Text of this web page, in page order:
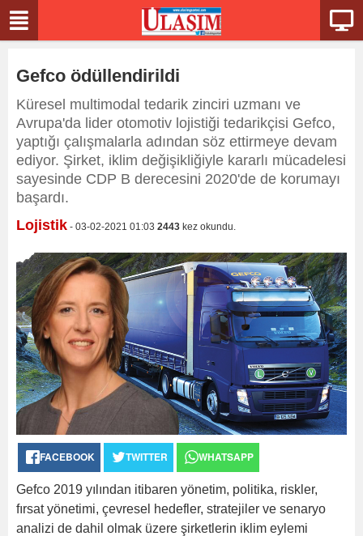
Gefco ödüllendirildi
Küresel multimodal tedarik zinciri uzmanı ve
Avrupa'da lider otomotiv lojistiği tedarikçisi Gefco,
yaptığı çalışmalarla adından söz ettirmeye devam
ediyor. Şirket, iklim değişikliğiyle kararlı mücadelesi
sayesinde CDP B derecesini 2020'de de korumayı
başardı.
Lojistik - 03-02-2021 01:03 2443 kez okundu.
FACEBOOK TWITTER WHATSAPP
Gefco 2019 yılından itibaren yönetim, politika, riskler,
fırsat yönetimi, çevresel hedefler, stratejiler ve senaryo
analizi de dahil olmak üzere şirketlerin iklim eylemi